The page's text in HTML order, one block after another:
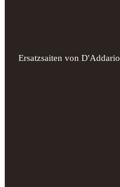
Ersatzsaiten von D'Addario